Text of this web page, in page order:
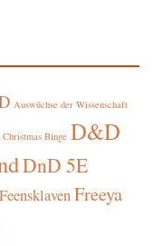
Auswüchse der Wissenschaft
Christmas Binge D&D
DnD 5E
FeensklavenFreeya